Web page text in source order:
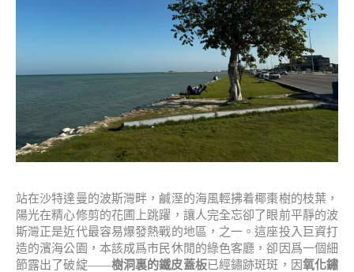
站在沙特達曼的波斯灣畔，鹹溼的海風輕拂着椰棗樹的枝葉，
陽光在精心修剪的花圃上跳躍，讓人完全忘卻了眼前平靜的波
斯灣正是近代最容易爆發熱戰的地區，之一。這座投入巨資打
造的濱海公園，本該成爲市民休閒的綠色客廳，卻因爲一個細
節露出了破綻——樹洞裏的鐵皮蓋板已經鏽跡斑斑，因氧化鏽